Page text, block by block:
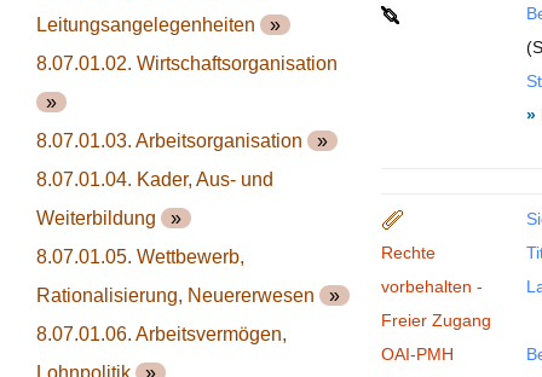
Leitungsangelegenheiten »
8.07.01.02. Wirtschaftsorganisation
»
8.07.01.03. Arbeitsorganisation »
8.07.01.04. Kader, Aus- und
Weiterbildung »
8.07.01.05. Wettbewerb,
Rationalisierung, Neuererwesen »
8.07.01.06. Arbeitsvermögen,
Lohnpolitik »
»
Rechte
vorbehalten -
Freier Zugang
OAI-PMH